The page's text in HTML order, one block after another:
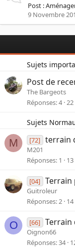
9 Novembre
Sujets
Post de
The Bargeots
Réponses 4
Sujets
M [72] terrain
M201
Réponses 1
[04] Terrain
Guitroleur
Réponses 2
O [66] Terrain
Oignon66
Réponses 34